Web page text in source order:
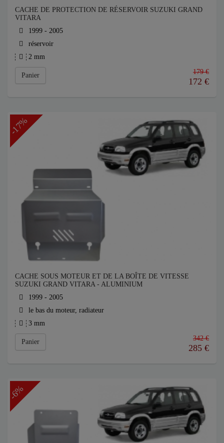
CACHE DE PROTECTION DE RÉSERVOIR SUZUKI GRAND
VITARA
1999 - 2005
réservoir
2 mm
Panier 179 €
172 €
-17%
CACHE SOUS MOTEUR ET DE LA BOÎTE DE VITESSE
SUZUKI GRAND VITARA - ALUMINIUM
1999 - 2005
le bas du moteur, radiateur
3 mm
Panier 342 €
285 €
-6%